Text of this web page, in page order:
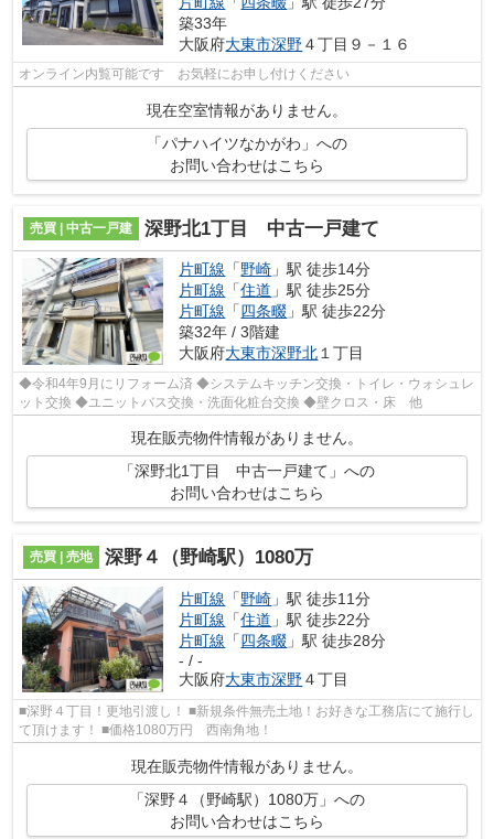
築33年
大阪府大東市深野４丁目９－１６
オンライン内覧可能です お気軽にお申し付けください
現在空室情報がありません。
「パナハイツなかがわ」への
お問い合わせはこちら
売買 | 中古一戸建 深野北1丁目 中古一戸建て
片町線 「野崎 」駅 徒歩14分
片町線 「住道 」駅 徒歩25分
片町線 「四条畷 」駅 徒歩22分
築32年 / 3階建
大阪府大東市深野北 １丁目
◆令和4年9月にリフォーム済 ◆システムキッチン交換・トイレ・ウォシュレ
ット交換 ◆ユニットバス交換・洗面化粧台交換 ◆壁クロス・床 他
現在販売物件情報がありません。
「深野北1丁目 中古一戸建て」への
お問い合わせはこちら
売買 | 売地 深野４（野崎駅）1080万
片町線 「野崎 」駅 徒歩11分
片町線 「住道 」駅 徒歩22分
片町線 「四条畷 」駅 徒歩28分
- / -
大阪府大東市深野４丁目
■深野４丁目！更地引渡し！ ■新規条件無売土地！お好きな工務店にて施行し
て頂けます！ ■価格1080万円 西南角地！
現在販売物件情報がありません。
「深野４（野崎駅）1080万」への
お問い合わせはこちら